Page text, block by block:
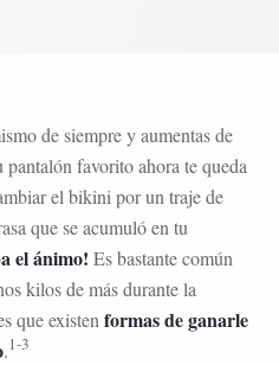
de siempre y aumentas de
favorito ahora te queda
el bikini por un traje de
que se acumuló en tu
el ánimo! Es bastante común
kilos de más durante la
que existen formas de ganarle
.1-3